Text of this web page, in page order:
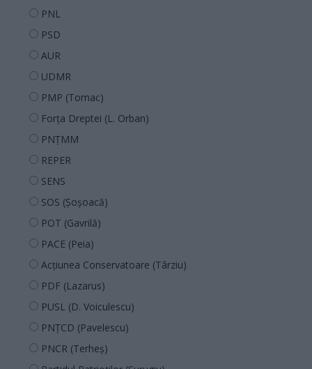
PNL
PSD
AUR
UDMR
PMP (Tomac)
Forța Dreptei (L. Orban)
PNȚMM
REPER
SENS
SOS (Șoșoacă)
POT (Gavrilă)
PACE (Peia)
Acțiunea Conservatoare (Târziu)
PDF (Lazarus)
PUSL (D. Voiculescu)
PNȚCD (Pavelescu)
PNCR (Terheș)